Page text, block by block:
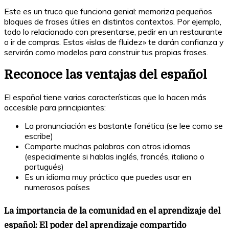
Este es un truco que funciona genial: memoriza pequeños
bloques de frases útiles en distintos contextos. Por ejemplo,
todo lo relacionado con presentarse, pedir en un restaurante
o ir de compras. Estas «islas de fluidez» te darán confianza y
servirán como modelos para construir tus propias frases.
Reconoce las ventajas del español
El español tiene varias características que lo hacen más
accesible para principiantes:
La pronunciación es bastante fonética (se lee como se
escribe)
Comparte muchas palabras con otros idiomas
(especialmente si hablas inglés, francés, italiano o
portugués)
Es un idioma muy práctico que puedes usar en
numerosos países
La importancia de la comunidad en el aprendizaje del
español: El poder del aprendizaje compartido